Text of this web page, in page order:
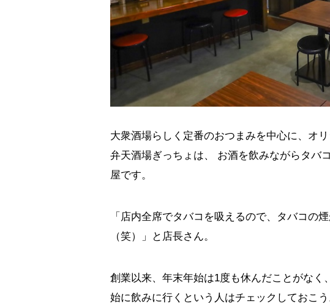
大衆酒場らしく定番のおつまみを中心に、オ
弁天酒場ぎっちょは、 お酒を飲みながらタバ
屋です。
「店内全席でタバコを吸えるので、タバコの
（笑）」と店長さん。
創業以来、年末年始は1度も休んだことがな
始に飲みに行くという人はチェックしておこう